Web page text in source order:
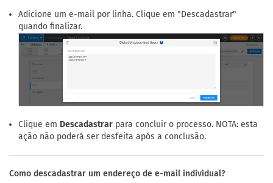
Adicione um e-mail por linha. Clique em "Descadastrar"
quando finalizar.
Clique em Descadastrar para concluir o processo. NOTA: esta
ação não poderá ser desfeita após a conclusão.
Como descadastrar um endereço de e-mail individual?